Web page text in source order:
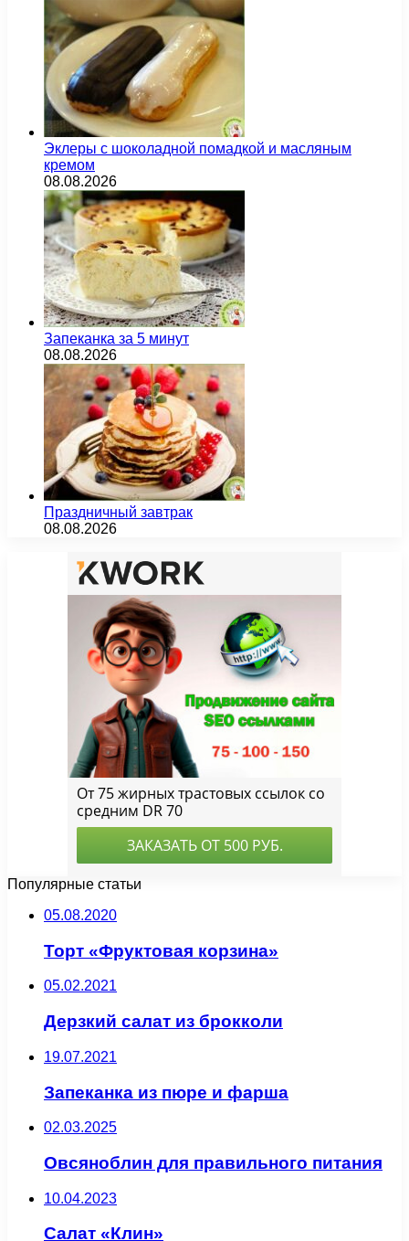
Эклеры с шоколадной помадкой и масляным
кремом
08.08.2026
Запеканка за 5 минут
08.08.2026
Праздничный завтрак
08.08.2026
Популярные статьи
05.08.2020
Торт «Фруктовая корзина»
05.02.2021
Дерзкий салат из брокколи
19.07.2021
Запеканка из пюре и фарша
02.03.2025
Овсяноблин для правильного питания
10.04.2023
Салат «Клин»